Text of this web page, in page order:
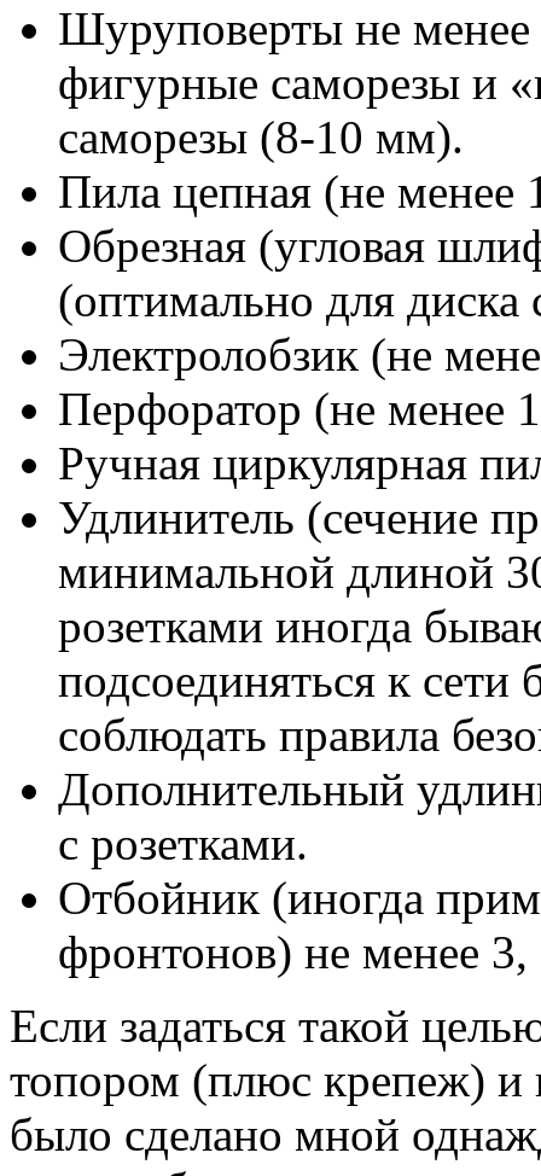
Шуруповерты не
фигурные саморезы и
саморезы (8-10 мм).
Пила цепная (не менее
Обрезная (угловая
(оптимально для
Электролобзик (не
Перфоратор (не менее
Ручная циркулярная
Удлинитель (сечение
минимальной длиной
розетками иногда
подсоединяться к
соблюдать правила
Дополнительный
с розетками.
Отбойник (иногда
фронтонов) не менее
Если задаться такой
топором (плюс крепеж)
было сделано мной